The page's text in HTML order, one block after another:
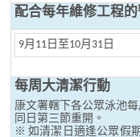
配合每年維修工程
9月11日至10月31日
每周大清潔行動
康文署轄下各公眾泳池
同日第三節重開。
※ 如清潔日適逢公眾假